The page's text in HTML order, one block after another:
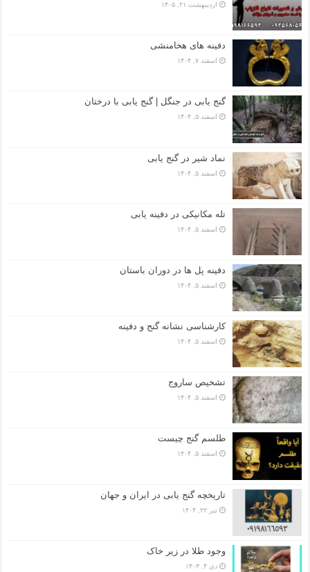
اردیبهشت ۲۱, ۱۴۰۵
دفینه های هخامنشی
اسفند ۷, ۱۴۰۴
گنج یابی در جنگل | گنج یابی با درختان
اسفند ۵, ۱۴۰۴
نماد شیر در گنج یابی
اسفند ۵, ۱۴۰۴
تله مکانیکی در دفینه یابی
اسفند ۵, ۱۴۰۴
دفینه پل ها در دوران باستان
اسفند ۵, ۱۴۰۴
کارشناسی نشانه گنج و دفینه
اسفند ۵, ۱۴۰۴
تشخیص ساروج
اسفند ۵, ۱۴۰۴
طلسم گنج چیست
اسفند ۵, ۱۴۰۴
تاریخچه گنج‌ یابی در ایران و جهان
تیر ۲۲, ۱۴۰۴
وجود طلا در زیر خاک
دی ۴, ۱۴۰۳